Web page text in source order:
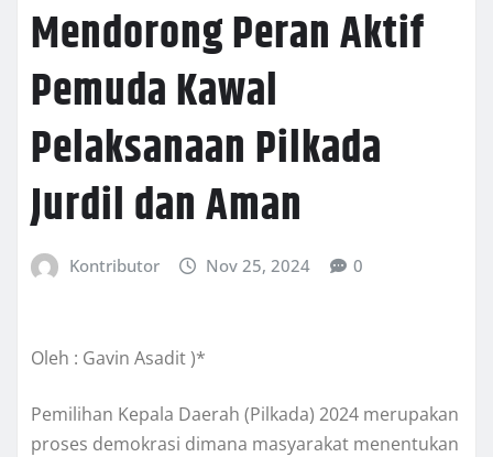
Mendorong Peran Aktif
Pemuda Kawal
Pelaksanaan Pilkada
Jurdil dan Aman
Kontributor Nov 25, 2024 0
Oleh : Gavin Asadit )*
Pemilihan Kepala Daerah (Pilkada) 2024 merupakan
proses demokrasi dimana masyarakat menentukan